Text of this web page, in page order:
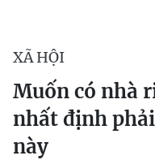
XÃ HỘI
Muốn có nhà
nhất định
này